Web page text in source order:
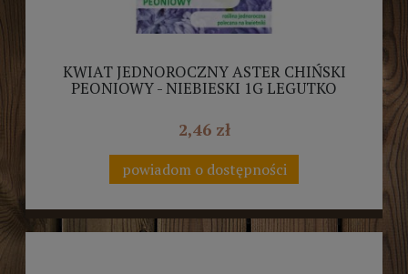
KWIAT JEDNOROCZNY ASTER CHIŃSKI
PEONIOWY - NIEBIESKI 1G LEGUTKO
2,46 zł
powiadom o dostępności